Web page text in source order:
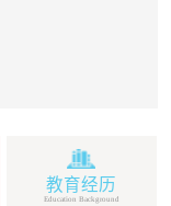
教育经历
Education Background